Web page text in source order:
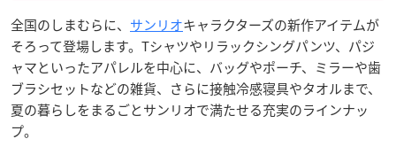
全国のしまむらに、 サンリオキャラクターズの新作アイテムが
そろって登場します。Tシャツやリラックシングパンツ、パジ
ャマといったアパレルを中心に、バッグやポーチ、ミラーや歯
ブラシセットなどの雑貨、さらに接触冷感寝具やタオルまで、
夏の暮らしをまるごとサンリオで満たせる充実のラインナッ
プ。